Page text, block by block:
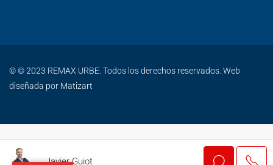
© © 2023 REMAX URBE. Todos los derechos reservados. Web
diseñada por Matizart
Javier Guiot